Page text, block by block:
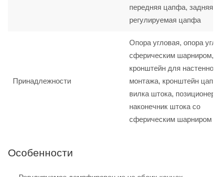
передняя цапфа, задняя
регулируемая цапфа
Принадлежности
Опора угловая, опора
сферическим шарниром,
кронштейн для настенного
монтажа, кронштейн
вилка штока, позиционер
наконечник штока со
сферическим шарниром
Особенности